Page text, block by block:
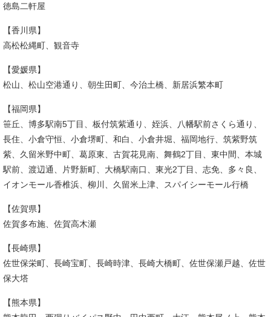
徳島二軒屋
【香川県】
高松松縄町、観音寺
【愛媛県】
松山、松山空港通り、朝生田町、今治土橋、新居浜繁本町
【福岡県】
笹丘、博多駅南5丁目、板付筑紫通り、姪浜、八幡駅前さくら通り、
長住、小倉守恒、小倉堺町、和白、小倉井堀、福岡地行、筑紫野筑
紫、久留米野中町、葛原東、古賀花見南、舞鶴2丁目、東中間、本城
駅前、渡辺通、片野新町、大橋駅南口、東光2丁目、志免、多々良、
イオンモール香椎浜、柳川、久留米上津、スパイシーモール行橋
【佐賀県】
佐賀多布施、佐賀高木瀬
【長崎県】
佐世保栄町、長崎宝町、長崎時津、長崎大橋町、佐世保瀬戸越、佐世
保大塔
【熊本県】